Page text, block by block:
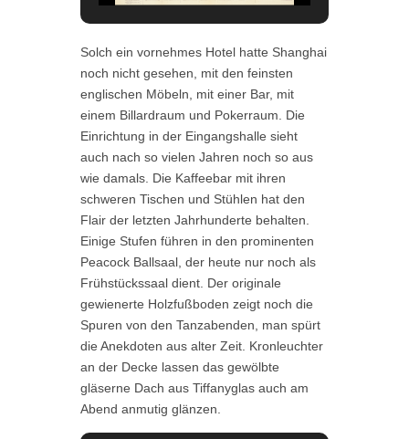
Solch ein vornehmes Hotel hatte Shanghai
noch nicht gesehen, mit den feinsten
englischen Möbeln, mit einer Bar, mit
einem Billardraum und Pokerraum.
Die
Einrichtung in der Eingangshalle sieht
auch nach so vielen Jahren noch so aus
wie damals. Die Kaffeebar mit ihren
schweren Tischen und Stühlen hat den
Flair der letzten Jahrhunderte behalten.
Einige Stufen führen in den prominenten
Peacock Ballsaal, der heute nur noch als
Frühstückssaal dient. Der originale
gewienerte Holzfußboden zeigt noch die
Spuren von den Tanzabenden, man spürt
die Anekdoten aus alter Zeit. Kronleuchter
an der Decke lassen das gewölbte
gläserne Dach aus Tiffanyglas auch am
Abend anmutig glänzen.